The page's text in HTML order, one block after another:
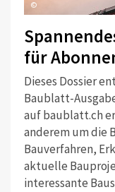
©
für
Dieses Dossier
Baublatt-
auf baublatt.ch
anderem um die
Bauverfahren,
aktuelle
interessante